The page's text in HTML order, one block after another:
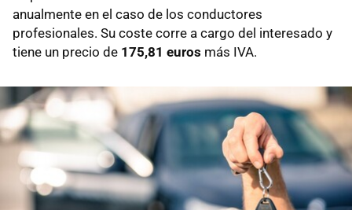
anualmente en el caso de los conductores
profesionales. Su coste corre a cargo del interesado y
tiene un precio de 175,81 euros más IVA.